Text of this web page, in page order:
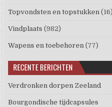
Topvondsten en topstukken (16)
Vindplaats (982)
Wapens en toebehoren (77)
RECENTE BERICHTEN
Verdronken dorpen Zeeland
Bourgondische tijdcapsules